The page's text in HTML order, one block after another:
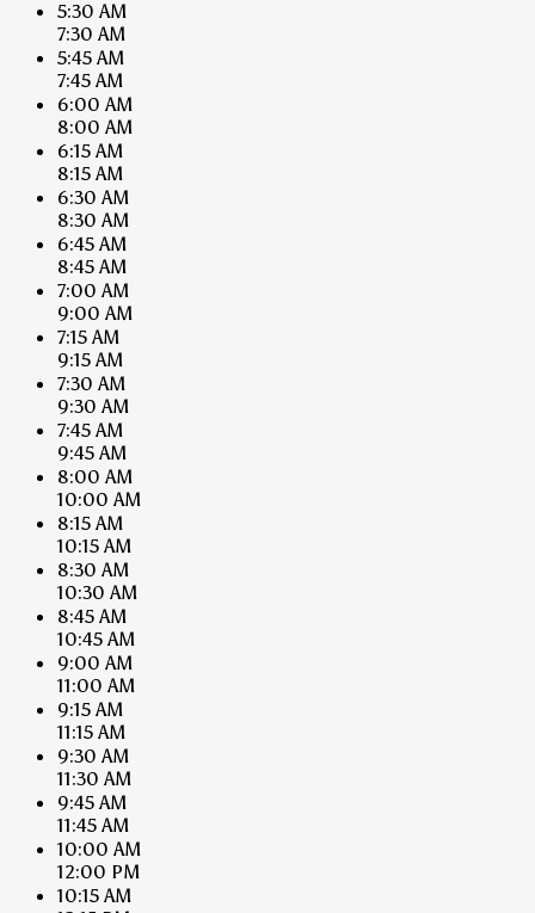
5:30 AM
7:30 AM
5:45 AM
7:45 AM
6:00 AM
8:00 AM
6:15 AM
8:15 AM
6:30 AM
8:30 AM
6:45 AM
8:45 AM
7:00 AM
9:00 AM
7:15 AM
9:15 AM
7:30 AM
9:30 AM
7:45 AM
9:45 AM
8:00 AM
10:00 AM
8:15 AM
10:15 AM
8:30 AM
10:30 AM
8:45 AM
10:45 AM
9:00 AM
11:00 AM
9:15 AM
11:15 AM
9:30 AM
11:30 AM
9:45 AM
11:45 AM
10:00 AM
12:00 PM
10:15 AM